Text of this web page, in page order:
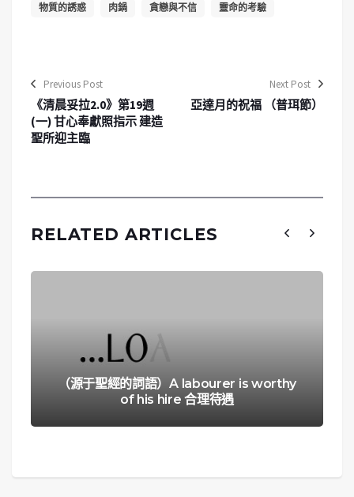
物質的誘惑 肉鍋 貪戀與不信 靈命的考驗
Previous Post
《清晨妥拉2.0》第19週
(一) 甘心奉獻照指示 建造
聖所迎主臨
Next Post
亞達月的祝福 （普珥節）
RELATED ARTICLES
（源于聖經的詞語）A labourer is worthy
of his hire 合理待遇